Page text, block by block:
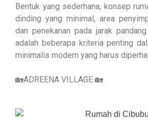
Bentuk yang sederhana, konsep
dinding yang minimal, area
dan penekanan pada jarak
adalah beberapa kriteria penting
minimalis modern yang harus
🏡ADREENA VILLAGE 🏡